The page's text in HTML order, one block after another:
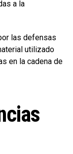
a la
las defensas
utilizado
en la cadena de